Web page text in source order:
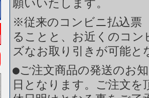
願いいたします。
※従来のコンビニ払込票
ることと、お近くのコ
ズなお取り引きが可能
●ご注文商品の発送のお
日となります。ご注文を